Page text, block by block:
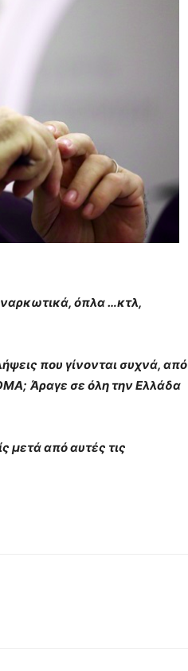
ναρκωτικά, όπλα …κτλ,
που γίνονται συχνά, από
Άραγε σε όλη την Ελλάδα
μετά από αυτές τις